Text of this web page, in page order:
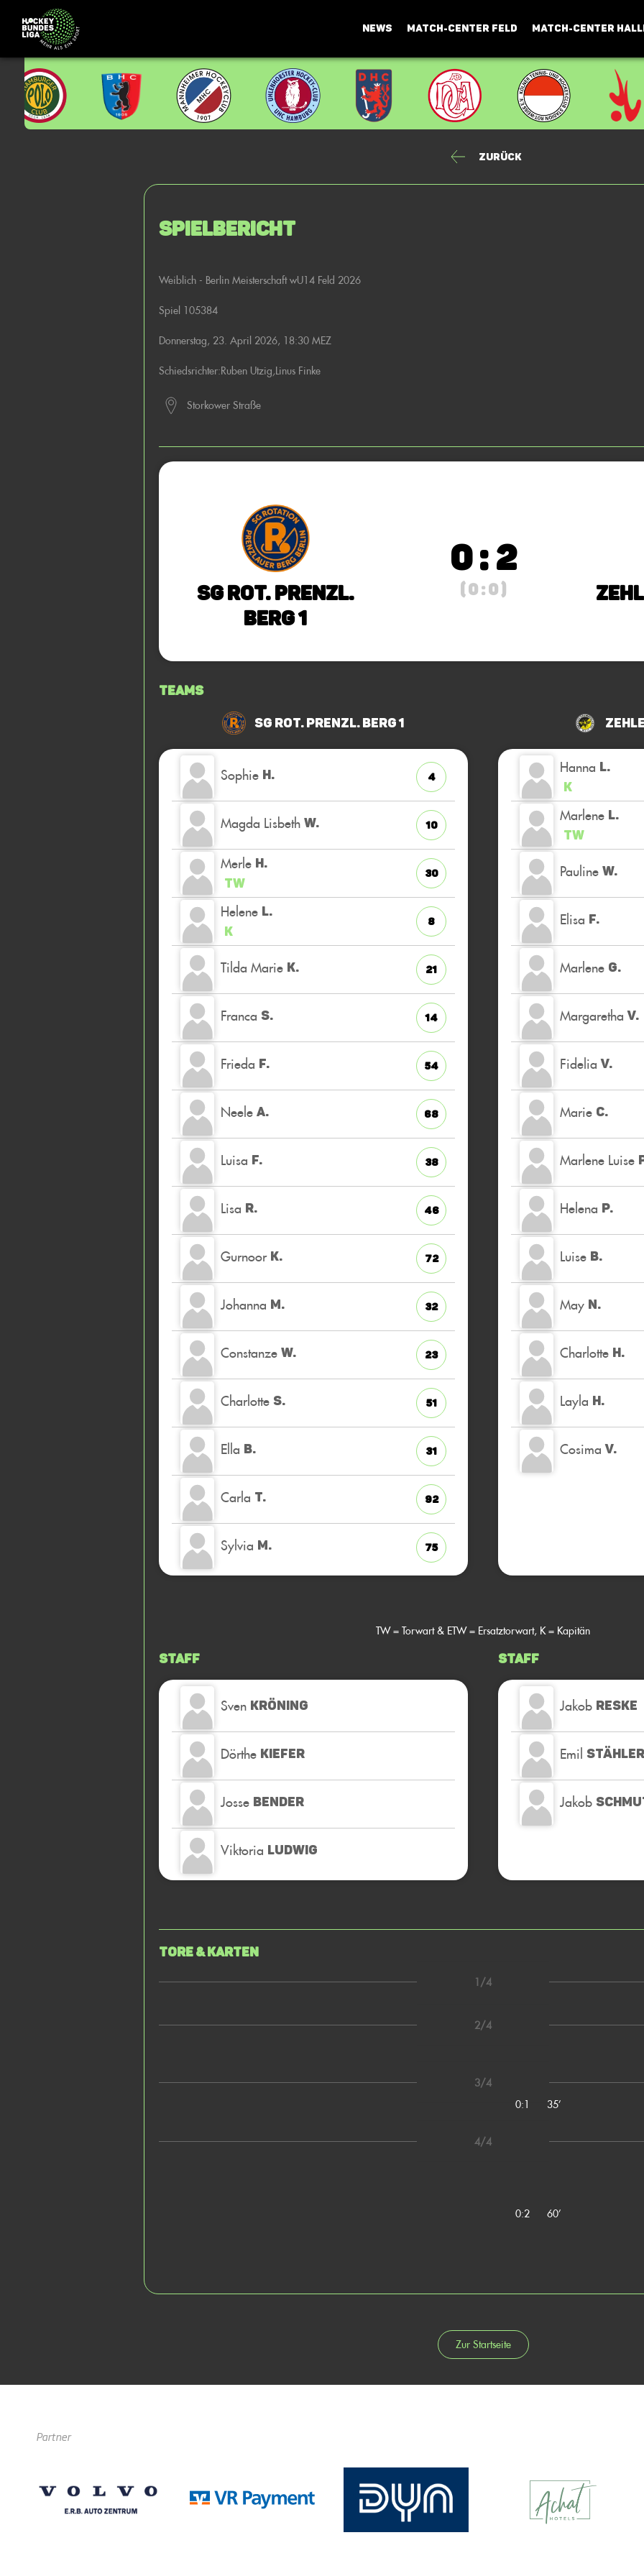
NEWS MATCH-CENTER FELD MATCH-CENTER
Zurück
Spielbericht
Weiblich - Berlin Meisterschaft wU14 Feld 2026
Spiel 105384
Donnerstag, 23. April 2026, 18:30 MEZ
Schiedsrichter:Ruben Utzig,Linus Finke
Storkower Straße
SG Rot. Prenzl.
Berg 1
0 : 2
( 0 : 0 )
Teams
SG Rot. Prenzl. Berg 1
Sophie H. 4
Magda Lisbeth W. 10
Merle H.
TW
30
Helene L.
K
8
Tilda Marie K. 21
Franca S. 14
Frieda F. 54
Neele A. 68
Luisa F. 38
Lisa R. 46
Gurnoor K. 72
Johanna M. 32
Constanze W. 23
Charlotte S. 51
Ella B. 31
Carla T. 92
Sylvia M. 75
Hanna L.
K
Marlene L.
TW
Pauline W.
Elisa F.
Marlene G.
Margaretha V.
Fidelia V.
Marie C.
Marlene Luise
Helena P.
Luise B.
May N.
Charlotte H.
Layla H.
Cosima V.
TW = Torwart & ETW = Ersatztorwart, K = Kapitän
Staff
Sven KRÖNING
Dörthe KIEFER
Josse BENDER
Viktoria LUDWIG
Staff
Jakob RESKE
Emil STÄHLER
Jakob
Tore & Karten
1/4
2/4
3/4
0:1
35’
4/4
0:2 60’
Zur Startseite
Partner